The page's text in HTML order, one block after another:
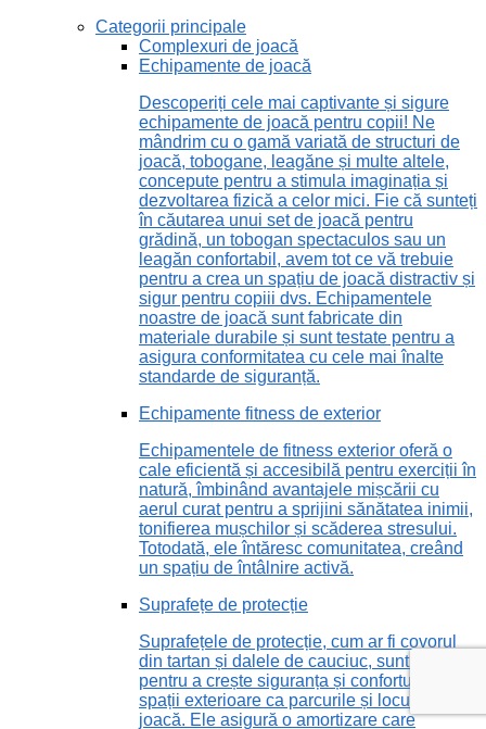
Categorii principale
Complexuri de joacă
Echipamente de joacă
Descoperiți cele mai captivante și sigure
echipamente de joacă pentru copii! Ne
mândrim cu o gamă variată de structuri de
joacă, tobogane, leagăne și multe altele,
concepute pentru a stimula imaginația și
dezvoltarea fizică a celor mici. Fie că sunteți
în căutarea unui set de joacă pentru
grădină, un tobogan spectaculos sau un
leagăn confortabil, avem tot ce vă trebuie
pentru a crea un spațiu de joacă distractiv și
sigur pentru copiii dvs. Echipamentele
noastre de joacă sunt fabricate din
materiale durabile și sunt testate pentru a
asigura conformitatea cu cele mai înalte
standarde de siguranță.
Echipamente fitness de exterior
Echipamentele de fitness exterior oferă o
cale eficientă și accesibilă pentru exerciții în
natură, îmbinând avantajele mișcării cu
aerul curat pentru a sprijini sănătatea inimii,
tonifierea mușchilor și scăderea stresului.
Totodată, ele întăresc comunitatea, creând
un spațiu de întâlnire activă.
Suprafețe de protecție
Suprafețele de protecție, cum ar fi covorul
din tartan și dalele de cauciuc, sunt vitale
pentru a crește siguranța și confortul în
spații exterioare ca parcurile și locurile de
joacă. Ele asigură o amortizare care